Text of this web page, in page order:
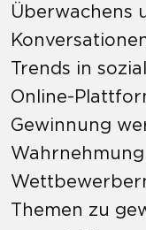
Überwachens
Trends in
Online-
Gewinnung
Themen zu